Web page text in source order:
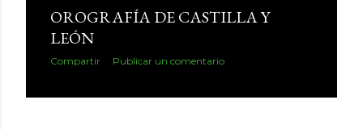
OROGRAFÍA DE CASTILLA Y
LEÓN
Compartir Publicar un comentario